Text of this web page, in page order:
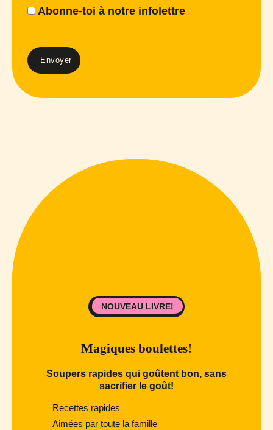
Abonne-toi à notre infolettre
Magiques boulettes!
Soupers rapides qui goûtent bon, sans
sacrifier le goût!
Recettes rapides
Aimées par toute la famille
NOUVEAU LIVRE!